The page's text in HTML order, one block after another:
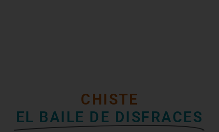
CHISTE
EL BAILE DE DISFRACES